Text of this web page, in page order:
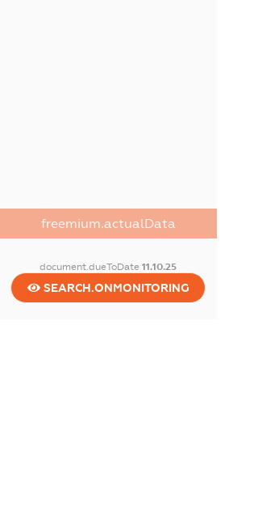
freemium.actualData
document.dueToDate11.10.25
SEARCH.ONMONITORING